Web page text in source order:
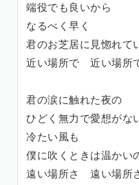
端役でも良いから
なるべく早く
君のお芝居に見惚れて
近い場所で 近い場所
君の涙に触れた夜の
ひどく無力で愛想がな
冷たい風も
僕に吹くときは温かい
遠い場所さ 遠い場所